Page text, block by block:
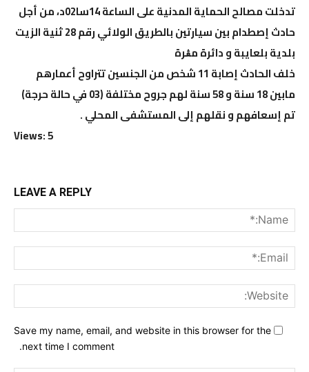
تدخلت مصالح الحماية المدنية على الساعة 14سا02د، من أجل
حادث إصطدام بين سيارتين بالطريق الولائي رقم 28 ثنية الزيت
بلدية بلعايبة و دائرة مڨرة
خلف الحادث إصابة 11 شخص من الجنسين تتراوح أعمارهم
مابين 18 سنة و 58 سنة لهم جروح مختلفة (03 في حالة حرجة)
تم إسعافهم و نقلهم إلى المستشفى المحلي .
Views: 5
LEAVE A REPLY
Save my name, email, and website in this browser for the
next time I comment.